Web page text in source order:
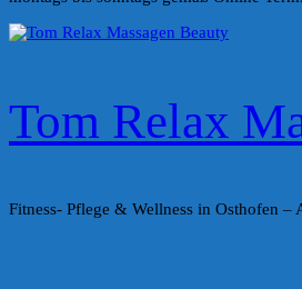
Tom Relax
Fitness- Pflege & Wellness in Osthofen –